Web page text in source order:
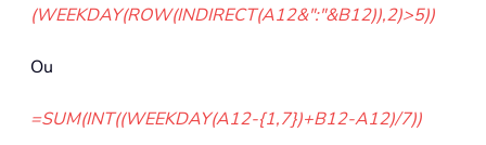
(WEEKDAY(ROW(INDIRECT(A12&":"&B12)),2)>5))
Ou
=SUM(INT((WEEKDAY(A12-{1,7})+B12-A12)/7))